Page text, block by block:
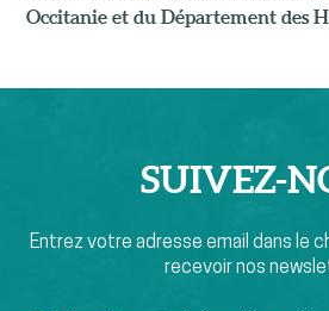
Occitanie et du Département des
SUIVEZ-
Entrez votre adresse email dans le
recevoir nos